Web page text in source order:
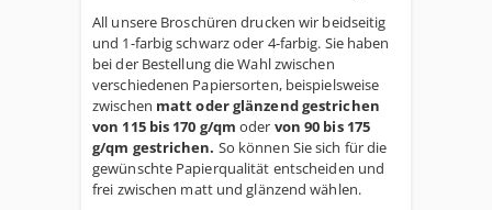
All unsere Broschüren drucken wir beidseitig
und 1-farbig schwarz oder 4-farbig. Sie haben
bei der Bestellung die Wahl zwischen
verschiedenen Papiersorten, beispielsweise
zwischen matt oder glänzend gestrichen
von 115 bis 170 g/qm oder von 90 bis 175
g/qm gestrichen. So können Sie sich für die
gewünschte Papierqualität entscheiden und
frei zwischen matt und glänzend wählen.